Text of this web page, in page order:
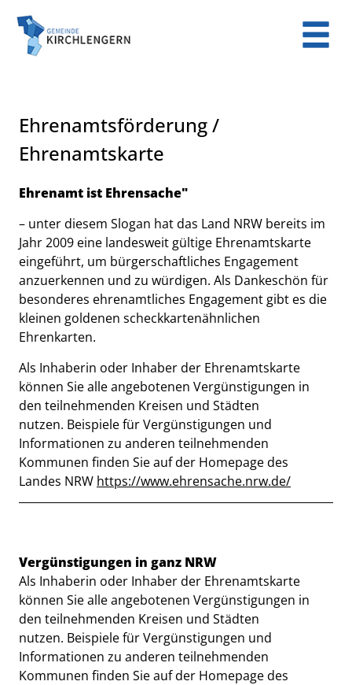
Zum Hauptinhalt springen
Ehrenamtsförderung /
Ehrenamtskarte
Kurzbeschreibung
Ehrenamt ist Ehrensache"
– unter diesem Slogan hat das Land NRW bereits im
Jahr 2009 eine landesweit gültige Ehrenamtskarte
eingeführt, um bürgerschaftliches Engagement
anzuerkennen und zu würdigen. Als Dankeschön für
besonderes ehrenamtliches Engagement gibt es die
kleinen goldenen scheckkartenähnlichen
Ehrenkarten.
Als Inhaberin oder Inhaber der Ehrenamtskarte
können Sie alle angebotenen Vergünstigungen in
den teilnehmenden Kreisen und Städten
nutzen. Beispiele für Vergünstigungen und
Informationen zu anderen teilnehmenden
Kommunen finden Sie auf der Homepage des
Landes NRW https://www.ehrensache.nrw.de/
Vergünstigungen in ganz NRW
Als Inhaberin oder Inhaber der Ehrenamtskarte
können Sie alle angebotenen Vergünstigungen in
den teilnehmenden Kreisen und Städten
nutzen. Beispiele für Vergünstigungen und
Informationen zu anderen teilnehmenden
Kommunen finden Sie auf der Homepage des